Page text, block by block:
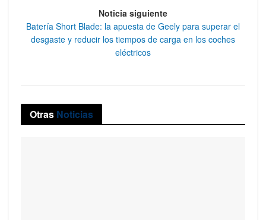
Noticia siguiente
Batería Short Blade: la apuesta de Geely para superar el
desgaste y reducir los tiempos de carga en los coches
eléctricos
Otras Noticias